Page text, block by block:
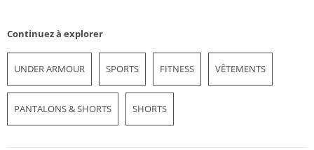
Continuez à explorer
UNDER ARMOUR SPORTS FITNESS VÊTEMENTS
PANTALONS & SHORTS SHORTS